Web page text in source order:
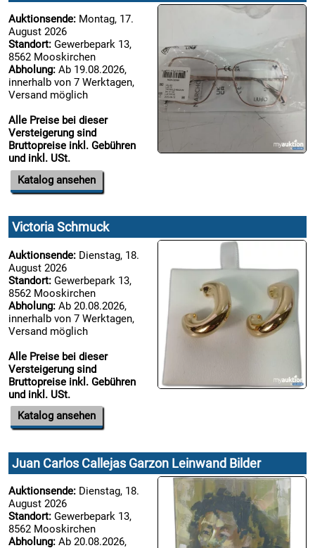
Auktionsende: Montag, 17.
August 2026
Standort: Gewerbepark 13,
8562 Mooskirchen
Abholung: Ab 19.08.2026,
innerhalb von 7 Werktagen,
Versand möglich
Alle Preise bei dieser
Versteigerung sind
Bruttopreise inkl. Gebühren
und inkl. USt.
Katalog ansehen
Victoria Schmuck
Auktionsende: Dienstag, 18.
August 2026
Standort: Gewerbepark 13,
8562 Mooskirchen
Abholung: Ab 20.08.2026,
innerhalb von 7 Werktagen,
Versand möglich
Alle Preise bei dieser
Versteigerung sind
Bruttopreise inkl. Gebühren
und inkl. USt.
Katalog ansehen
Juan Carlos Callejas Garzon Leinwand Bilder
Auktionsende: Dienstag, 18.
August 2026
Standort: Gewerbepark 13,
8562 Mooskirchen
Abholung: Ab 20.08.2026,